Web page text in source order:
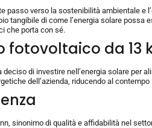
passo verso la sostenibilità ambientale
tangibile di come l’energia solare
che porta con sé.
fotovoltaico da 13
di investire nell’energia solare
dell’azienda, riducendo al
sinonimo di qualità e affidabilità nel